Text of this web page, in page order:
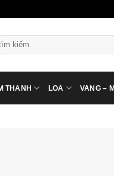
THANH LOA VANG –